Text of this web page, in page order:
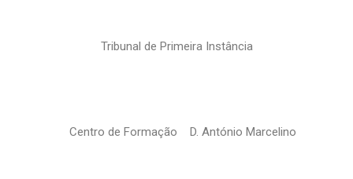
Tribunal de Primeira Instância
Centro de Formação D. António Marcelino